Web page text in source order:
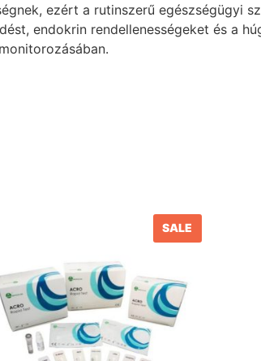
ezért a rutinszerű egészségügyi
endokrin rendellenességeket és a
SALE